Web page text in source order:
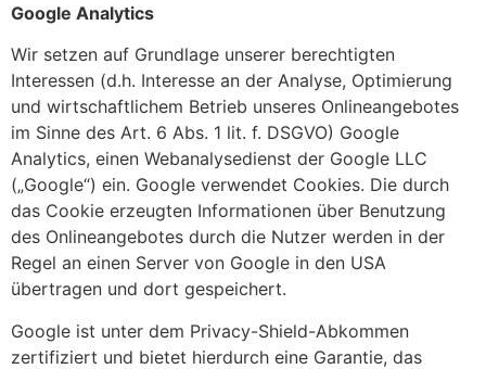
Google Analytics
Wir setzen auf Grundlage unserer berechtigten
Interessen (d.h. Interesse an der Analyse, Optimierung
und wirtschaftlichem Betrieb unseres Onlineangebotes
im Sinne des Art. 6 Abs. 1 lit. f. DSGVO) Google
Analytics, einen Webanalysedienst der Google LLC
(„Google“) ein. Google verwendet Cookies. Die durch
das Cookie erzeugten Informationen über Benutzung
des Onlineangebotes durch die Nutzer werden in der
Regel an einen Server von Google in den USA
übertragen und dort gespeichert.
Google ist unter dem Privacy-Shield-Abkommen
zertifiziert und bietet hierdurch eine Garantie, das